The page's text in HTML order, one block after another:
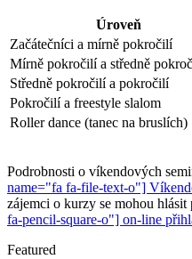
Úroveň
Začátečníci a mírně pokročilí
Mírně pokročilí a středně
Středně pokročilí a pokročilí
Pokročilí a freestyle slalom
Roller dance (tanec na bruslích)
Podrobnosti o víkendových
name="fa fa-file-text-o"]
zájemci o kurzy se mohou hlásit
fa-pencil-square-o"] on-line
Featured